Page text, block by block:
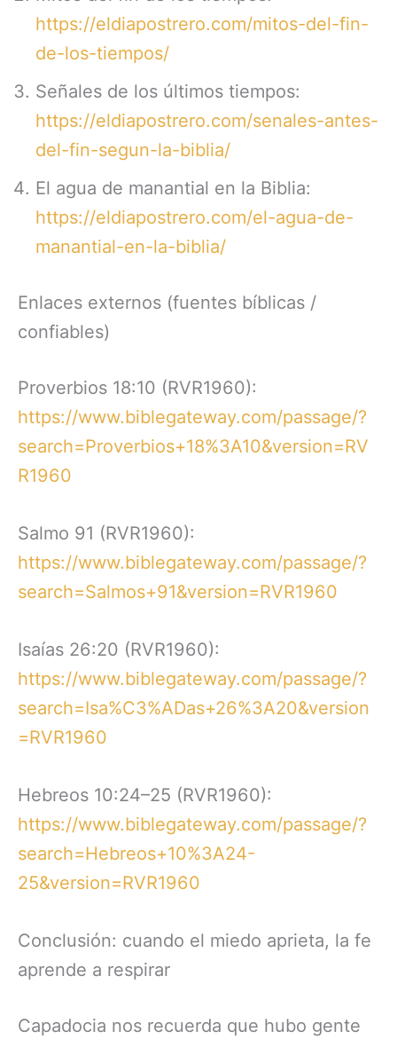
https://eldiapostrero.com/mitos-del-fin-
de-los-tiempos/
Señales de los últimos tiempos:
https://eldiapostrero.com/senales-antes-
del-fin-segun-la-biblia/
El agua de manantial en la Biblia:
https://eldiapostrero.com/el-agua-de-
manantial-en-la-biblia/
Enlaces externos (fuentes bíblicas /
confiables)
Proverbios 18:10 (RVR1960):
https://www.biblegateway.com/passage/?
search=Proverbios+18%3A10&version=RV
R1960
Salmo 91 (RVR1960):
https://www.biblegateway.com/passage/?
search=Salmos+91&version=RVR1960
Isaías 26:20 (RVR1960):
https://www.biblegateway.com/passage/?
search=Isa%C3%ADas+26%3A20&version
=RVR1960
Hebreos 10:24–25 (RVR1960):
https://www.biblegateway.com/passage/?
search=Hebreos+10%3A24-
25&version=RVR1960
Conclusión: cuando el miedo aprieta, la fe
aprende a respirar
Capadocia nos recuerda que hubo gente